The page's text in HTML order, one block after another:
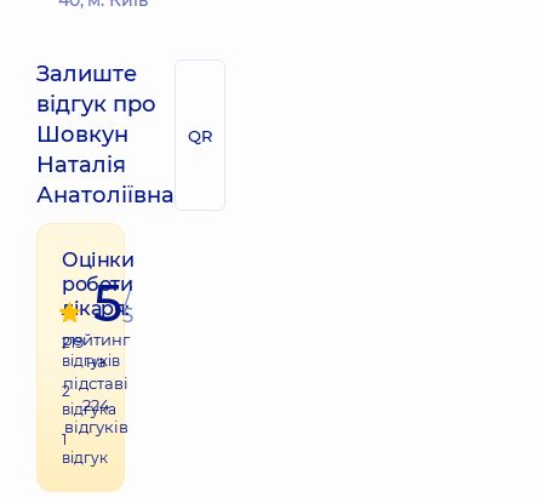
Залиште
відгук про
Шовкун
Наталія
Анатоліївна
QR
Оцінки
роботи
лікаря:
219
відгуків
2
відгука
1
відгук
5/
5
рейтинг
на
підставі
224
відгуків